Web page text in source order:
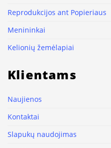
Reprodukcijos ant Popieriaus
Menininkai
Kelionių žemėlapiai
Klientams
Naujienos
Kontaktai
Slapukų naudojimas